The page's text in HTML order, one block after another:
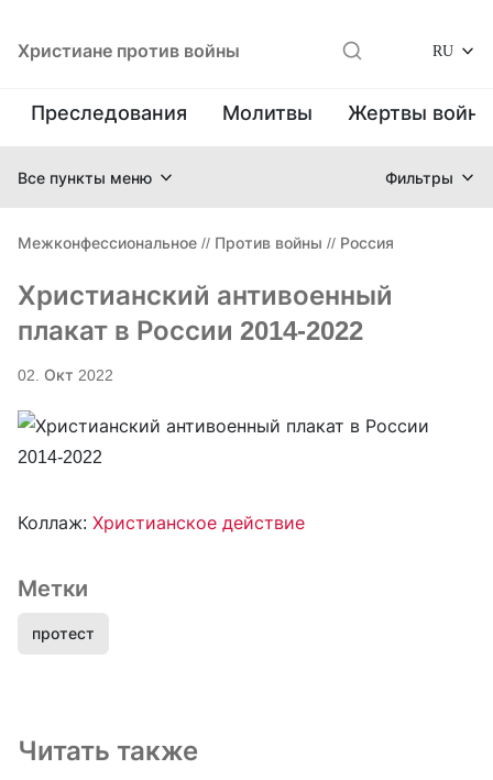
Христиане против войны RU
Преследования Молитвы Жертвы
Все пункты меню Фильтры
Межконфессиональное // Против войны // Россия
Христианский антивоенный
плакат в России 2014-2022
02. Окт 2022
Коллаж: Христианское действие
Метки
протест
Читать также